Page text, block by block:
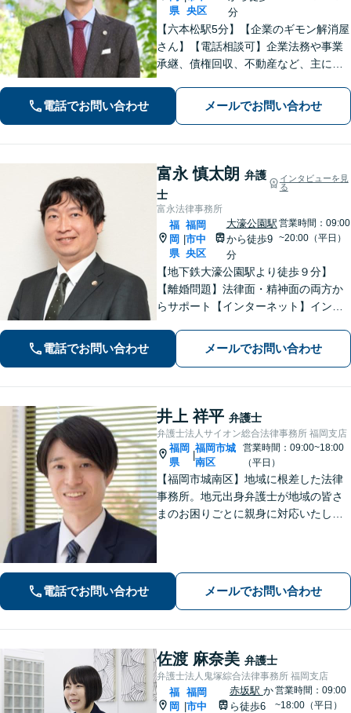
県 央区
分
【六本松駅5分】【企業のギモン解消屋
さん】【電話相談可】企業法務や事業
承継、債権回収、不動産など、主に企
のみなさまが安心して本業に専念でき
るよう、法律に関するちょっとした疑
電話でお問い合わせ メールでお問い合わせ
富永 慎太朗 弁護
士
インタビューを見
る
富永法律事務所
福
岡
県
福岡
市中
央区
大濠公園駅
から徒歩9
分
営業時間：09:00
~20:00（平日）
【地下鉄大濠公園駅より徒歩９分】
【離婚問題】法律面・精神面の両方か
らサポート【インターネット】インス
決実績多数【休日面談可】【子連れ相
談可】【初回面談無料】
電話でお問い合わせ メールでお問い合わせ
井上 祥平 弁護士
弁護士法人サイオン総合法律事務所 福岡支店
福岡
県
|
福岡市城
南区
営業時間：09:00~18:00
（平日）
【福岡市城南区】地域に根差した法律
事務所。地元出身弁護士が地域の皆さ
まのお困りごとに親身に対応いたしま
電話でお問い合わせ メールでお問い合わせ
佐渡 麻奈美 弁護士
弁護士法人鬼塚綜合法律事務所 福岡支店
福
岡 |
福岡
市中
赤坂駅 か
ら徒歩6
営業時間：09:00
~18:00（平日）